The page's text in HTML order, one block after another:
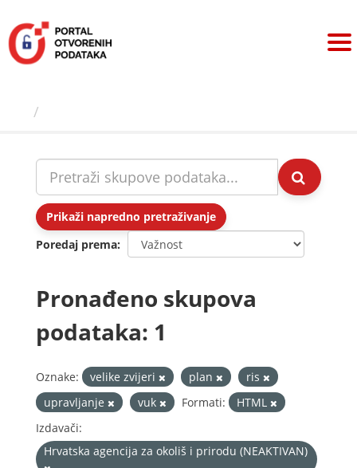
sadržaj
Prikaži napredno pretraživanje
Poredaj prema
Pronađeno skupova
podataka: 1
Oznake: velike zvijeri plan
ris
upravljanje
vuk Formati:
HTML
Izdavači:
Hrvatska agencija za okoliš i prirodu (NEAKTIVAN)